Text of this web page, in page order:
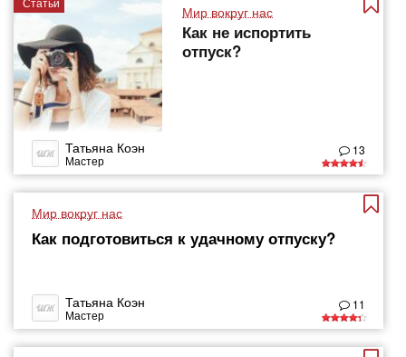
Мир вокруг нас
Как не испортить
отпуск?
Татьяна Коэн
Мастер
13
Мир вокруг нас
Как подготовиться к удачному отпуску?
Татьяна Коэн
Мастер
11